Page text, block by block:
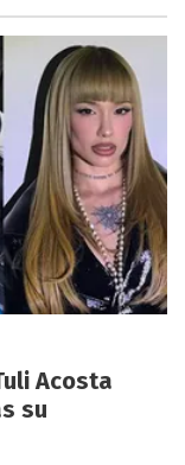
Acosta
su